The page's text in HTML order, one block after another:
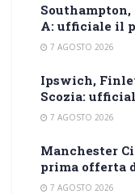
Southampton,
A: ufficiale il
7 AGOSTO 2026
Ipswich,
Scozia:
7 AGOSTO 2026
Manchester
prima offerta
7 AGOSTO 2026